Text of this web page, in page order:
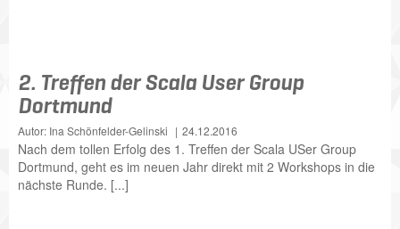
2. Treffen der Scala User Group
Dortmund
Autor: Ina Schönfelder-Gelinski 24.12.2016
Nach dem tollen Erfolg des 1. Treffen der Scala USer Group
Dortmund, geht es im neuen Jahr direkt mit 2 Workshops in die
nächste Runde. [...]